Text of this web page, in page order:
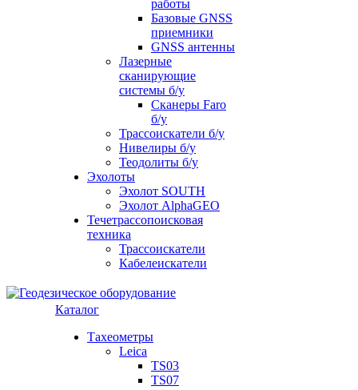
работы
Базовые GNSS
приемники
GNSS антенны
Лазерные
сканирующие
системы б/у
Сканеры Faro
б/у
Трассоискатели б/у
Нивелиры б/у
Теодолиты б/у
Эхолоты
Эхолот SOUTH
Эхолот AlphaGEO
Течетрассопоисковая
техника
Трассоискатели
Кабелеискатели
Каталог
Тахеометры
Leica
TS03
TS07